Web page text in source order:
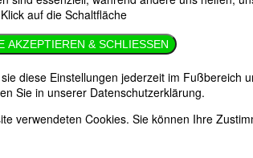
auf die Schaltfläche
AKZEPTIEREN & SCHLIESSEN
diese Einstellungen jederzeit im Fußbereich
Sie in unserer Datenschutzerklärung.
verwendeten Cookies. Sie können Ihre